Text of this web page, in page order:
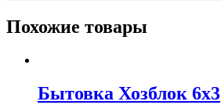
Похожие товары
Бытовка Хозблок 6х3